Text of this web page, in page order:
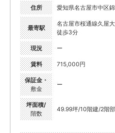
住所 愛知県名古屋市中区
最寄駅
名古屋市桜通線久屋
徒歩3分
現況 ー
賃料 715,000円
保証金・
敷金
ー
坪面積/
階数
49.99坪/10階建/2階